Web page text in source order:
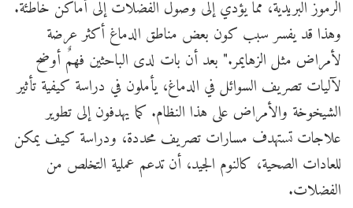
الرموز البريدية، مما يؤدي إلى وصول الفضلات إلى أماكن خاطئة.
وهذا قد يفسر سبب كون بعض مناطق الدماغ أكثر عرضة
لأمراض مثل الزهايمر." بعد أن بات لدى الباحثين فهمٌ أوضح
لآليات تصريف السوائل في الدماغ، يأملون في دراسة كيفية تأثير
الشيخوخة والأمراض على هذا النظام. كما يهدفون إلى تطوير
علاجات تستهدف مسارات تصريف محددة، ودراسة كيف يمكن
للعادات الصحية، كالنوم الجيد، أن تدعم عملية التخلص من
الفضلات.